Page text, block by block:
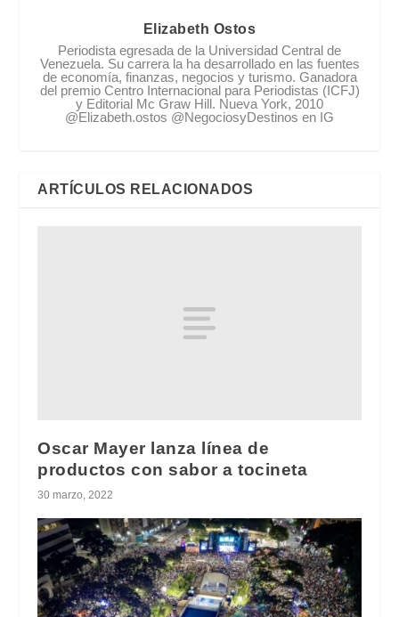
Elizabeth Ostos
Periodista egresada de la Universidad Central de
Venezuela. Su carrera la ha desarrollado en las fuentes
de economía, finanzas, negocios y turismo. Ganadora
del premio Centro Internacional para Periodistas (ICFJ)
y Editorial Mc Graw Hill. Nueva York, 2010
@Elizabeth.ostos @NegociosyDestinos en IG
ARTÍCULOS RELACIONADOS
Oscar Mayer lanza línea de
productos con sabor a tocineta
30 marzo, 2022